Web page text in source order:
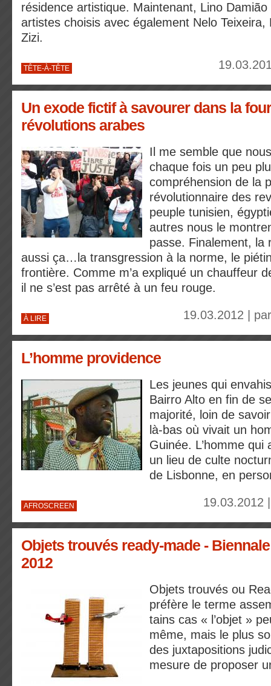
résidence artistique. Maintenant, Lino
artistes choisis avec également Nelo Teixeira,
Zizi.
TÊTE-À-TÊTE
Un exode fictif à savourer dans la
révolutions arabes
Il me semble que
chaque fois un peu
compréhension de la
révolutionnaire des
peuple tunisien,
autres nous le
passe. Finalement, la
aussi ça…la transgression à la norme, le
frontière. Comme m’a expliqué un chauffeur
il ne s’est pas arrêté à un feu rouge.
À LIRE 19.03.2012 |
L’homme providence
Les jeunes qui
Bairro Alto en fin de
majorité, loin de
là-bas où vivait un
Guinée. L’homme
un lieu de culte
de Lisbonne, en
AFROSCREEN 19.03.2012
Objets trouvés ready-made - Biennale
2012
Objets trouvés ou
préfère le terme
tains cas « l’objet »
même, mais le plus
des juxtapositions
mesure de proposer